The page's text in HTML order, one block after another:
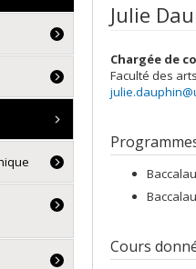
Julie
Chargée de
Faculté des
Cours